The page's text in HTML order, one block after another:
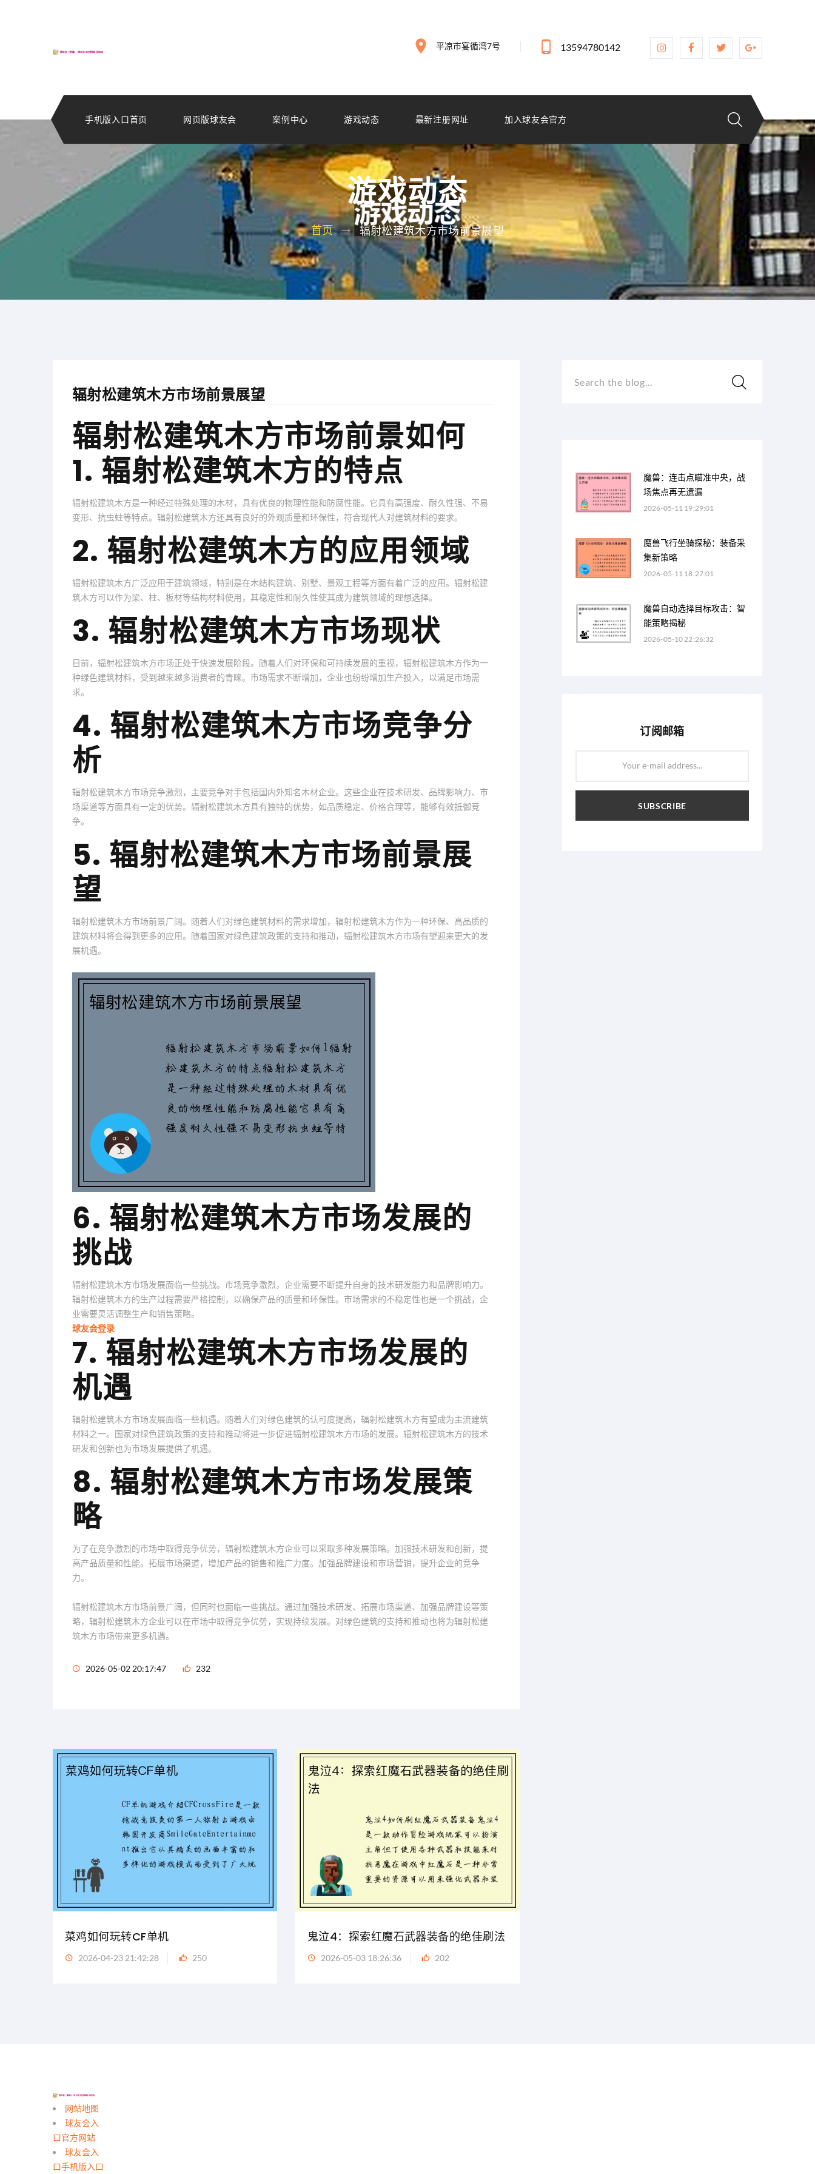
平凉市宴循湾7号 13594780142
手机版入口首页 网页版球友会 案例中心 游戏动态 最新注册网址 加入球友会官方
游戏动态
首页 辐射松建筑木方市场前景展望
辐射松建筑木方市场前景展望
辐射松建筑木方市场前景如何
1. 辐射松建筑木方的特点
辐射松建筑木方是一种经过特殊处理的木材，具有优良的物理性能和防腐性能。它具有高强度、耐久性强、不易
变形、抗虫蛀等特点。辐射松建筑木方还具有良好的外观质量和环保性，符合现代人对建筑材料的要求。
2. 辐射松建筑木方的应用领域
辐射松建筑木方广泛应用于建筑领域，特别是在木结构建筑、别墅、景观工程等方面有着广泛的应用。辐射松建
筑木方可以作为梁、柱、板材等结构材料使用，其稳定性和耐久性使其成为建筑领域的理想选择。
3. 辐射松建筑木方市场现状
目前，辐射松建筑木方市场正处于快速发展阶段。随着人们对环保和可持续发展的重视，辐射松建筑木方作为一
种绿色建筑材料，受到越来越多消费者的青睐。市场需求不断增加，企业也纷纷增加生产投入，以满足市场需
求。
4. 辐射松建筑木方市场竞争分
析
辐射松建筑木方市场竞争激烈，主要竞争对手包括国内外知名木材企业。这些企业在技术研发、品牌影响力、市
场渠道等方面具有一定的优势。辐射松建筑木方具有独特的优势，如品质稳定、价格合理等，能够有效抵御竞
争。
5. 辐射松建筑木方市场前景展
望
辐射松建筑木方市场前景广阔。随着人们对绿色建筑材料的需求增加，辐射松建筑木方作为一种环保、高品质的
建筑材料将会得到更多的应用。随着国家对绿色建筑政策的支持和推动，辐射松建筑木方市场有望迎来更大的发
展机遇。
6. 辐射松建筑木方市场发展的
挑战
辐射松建筑木方市场发展面临一些挑战。市场竞争激烈，企业需要不断提升自身的技术研发能力和品牌影响力。
辐射松建筑木方的生产过程需要严格控制，以确保产品的质量和环保性。市场需求的不稳定性也是一个挑战，企
业需要灵活调整生产和销售策略。
球友会登录
7. 辐射松建筑木方市场发展的
机遇
辐射松建筑木方市场发展面临一些机遇。随着人们对绿色建筑的认可度提高，辐射松建筑木方有望成为主流建筑
材料之一。国家对绿色建筑政策的支持和推动将进一步促进辐射松建筑木方市场的发展。辐射松建筑木方的技术
研发和创新也为市场发展提供了机遇。
8. 辐射松建筑木方市场发展策
略
为了在竞争激烈的市场中取得竞争优势，辐射松建筑木方企业可以采取多种发展策略。加强技术研发和创新，提
高产品质量和性能。拓展市场渠道，增加产品的销售和推广力度。加强品牌建设和市场营销，提升企业的竞争
力。
辐射松建筑木方市场前景广阔，但同时也面临一些挑战。通过加强技术研发、拓展市场渠道、加强品牌建设等策
略，辐射松建筑木方企业可以在市场中取得竞争优势，实现持续发展。对绿色建筑的支持和推动也将为辐射松建
筑木方市场带来更多机遇。
2026-05-02 20:17:47 232
菜鸡如何玩转CF单机
2026-04-23 21:42:28 250
鬼泣4：探索红魔石武器装备的绝佳刷法
2026-05-03 18:26:36 202
Search the blog...
魔兽：连击点瞄准中央，战
场焦点再无遗漏
2026-05-11 19:29:01
魔兽飞行坐骑探秘：装备采
集新策略
2026-05-11 18:27:01
魔兽自动选择目标攻击：智
能策略揭秘
2026-05-10 22:26:32
订阅邮箱
Your e-mail address...
SUBSCRIBE
网站地图
球友会入
口官方网站
球友会入
口手机版入口